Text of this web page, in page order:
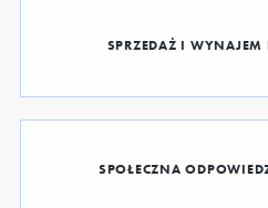
SPRZEDAŻ I
SPOŁECZNA